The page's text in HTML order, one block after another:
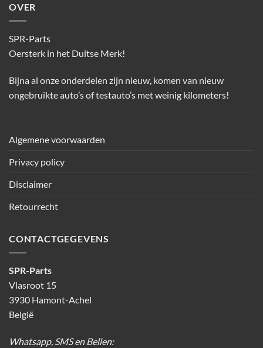
OVER
SPR-Parts
Oersterk in het Duitse Merk!
Bijna al onze onderdelen zijn nieuw, komen van nieuw
ongebruikte auto’s of testauto’s met weinig kilometers!
Algemene voorwaarden
Privacy policy
Disclaimer
Retourrecht
CONTACTGEGEVENS
SPR-Parts
Vlasroot 15
3930 Hamont-Achel
België
Whatsapp, SMS en Bellen: